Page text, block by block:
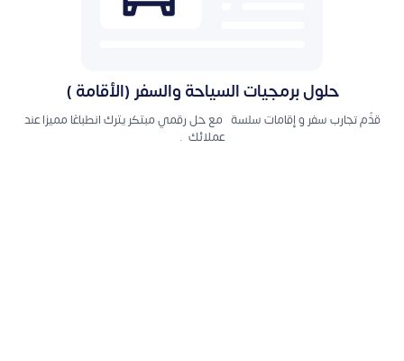
حلول برمجيات السياحة والسفر (الأقامة )
قدِّم تجارب سفر و إقامات سلسة مع حل رقمي مبتكر يترك انطباعًا مميزا عند
عملائك .